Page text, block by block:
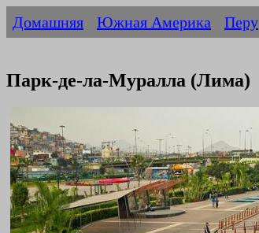
Домашняя Южная Америка Перу
Парк-де-ла-Муралла (Лима)